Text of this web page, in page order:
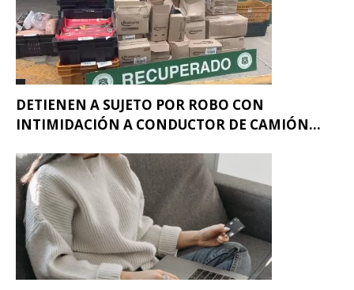
DETIENEN A SUJETO POR ROBO CON
INTIMIDACIÓN A CONDUCTOR DE CAMIÓN...